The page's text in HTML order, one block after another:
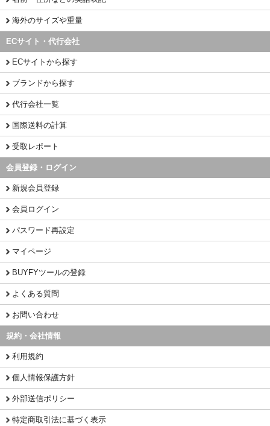
海外のサイズや重量
ECサイト・代行会社
ECサイトから探す
ブランドから探す
代行会社一覧
国際送料の計算
受取レポート
会員登録・ログイン
新規会員登録
会員ログイン
パスワード再設定
マイページ
BUYFYツールの登録
よくある質問
お問い合わせ
規約・会社情報
利用規約
個人情報保護方針
外部送信ポリシー
特定商取引法に基づく表示